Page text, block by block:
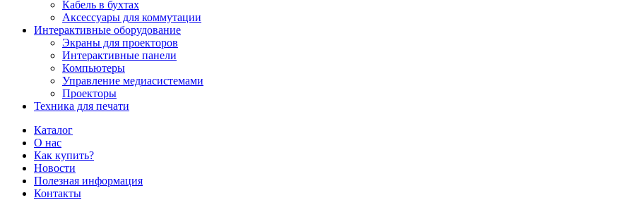
Кабель в бухтах
Аксессуары для коммутации
Интерактивные оборудование
Экраны для проекторов
Интерактивные панели
Компьютеры
Управление медиасистемами
Проекторы
Техника для печати
Каталог
О нас
Как купить?
Новости
Полезная информация
Контакты